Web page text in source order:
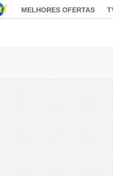
MELHORES OFERTAS